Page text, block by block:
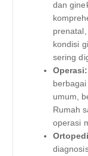
dan
kondisi
sering
Operasi:
umum,
Rumah
operasi